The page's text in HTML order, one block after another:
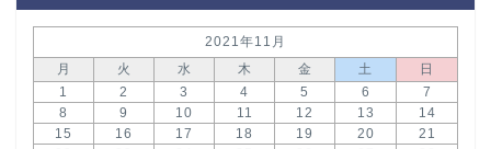
2021年11月
月
火 水 木 金 土
日
1
2 3 4 5 6
7
8
9 10 11 12 13
14
15
16 17 18 19 20
21